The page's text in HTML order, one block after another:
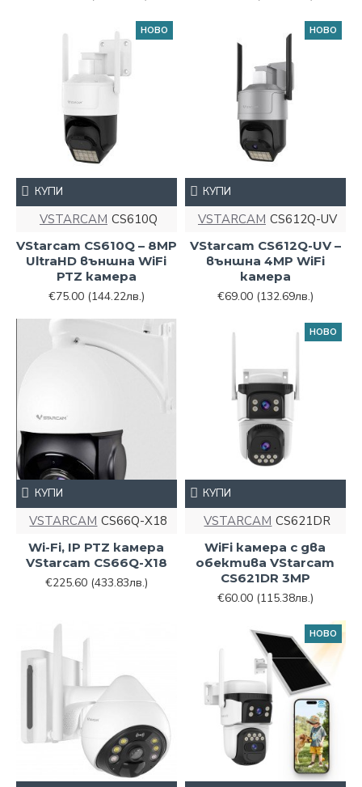
НОВО
VSTARCAM CS610Q
VStarcam CS610Q – 8MP
UltraHD външна WiFi
PTZ камера
€75.00 (144.22лв.)
КУПИ
НОВО
VSTARCAM CS612Q-UV
VStarcam CS612Q-UV –
външна 4MP WiFi
камера
€69.00 (132.69лв.)
КУПИ
VSTARCAM CS66Q-X18
Wi-Fi, IP PTZ камера
VStarcam CS66Q-X18
€225.60 (433.83лв.)
КУПИ
НОВО
VSTARCAM CS621DR
WiFi камера с два
обектива VStarcam
CS621DR 3MP
€60.00 (115.38лв.)
КУПИ
НОВО